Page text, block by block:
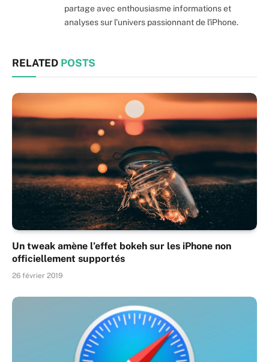
partage avec enthousiasme informations et
analyses sur l'univers passionnant de l'iPhone.
RELATED POSTS
Un tweak amène l’effet bokeh sur les iPhone non
officiellement supportés
26 février 2019